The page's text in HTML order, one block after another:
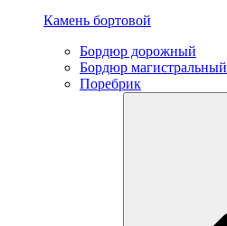
Камень бортовой
Бордюр дорожный
Бордюр магистральный
Поребрик